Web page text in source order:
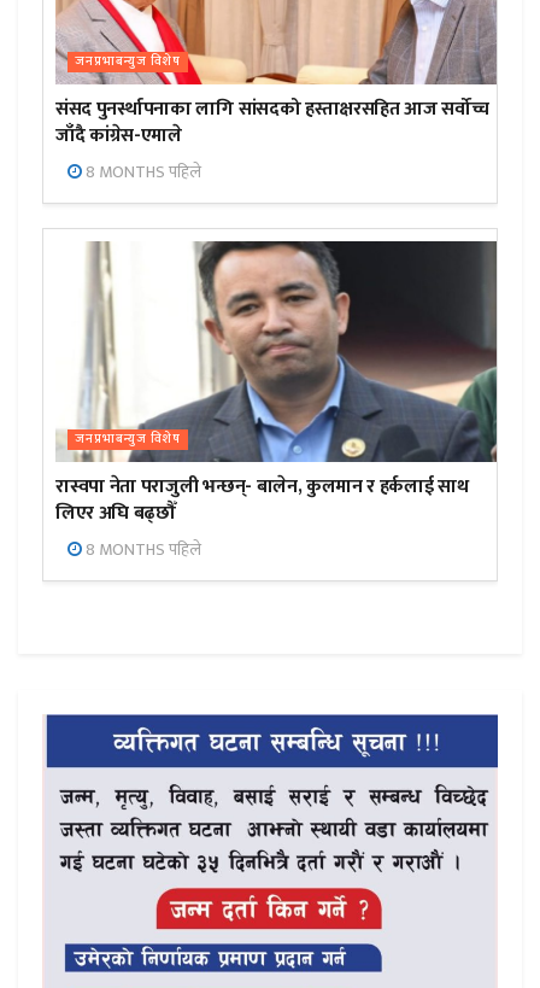
जनप्रभाबन्युज विशेष
संसद पुनर्स्थापनाका लागि सांसदको हस्ताक्षरसहित आज सर्वोच्च
जाँदै कांग्रेस-एमाले
8 MONTHS पहिले
जनप्रभाबन्युज विशेष
रास्वपा नेता पराजुली भन्छन्- बालेन, कुलमान र हर्कलाई साथ
लिएर अघि बढ्छौँ
8 MONTHS पहिले